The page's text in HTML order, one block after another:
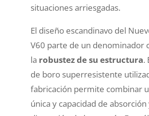
situaciones arriesgadas.
El diseño escandinavo del
V60 parte de un denominador
la robustez de su estructura.
de boro superresistente
fabricación permite combinar
única y capacidad de absorción